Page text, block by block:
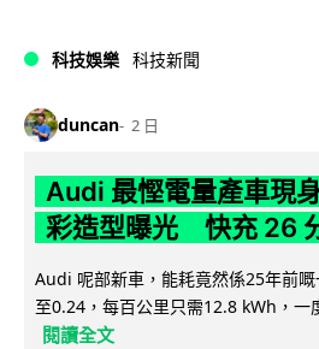
科技娛樂 科技新聞
duncan 2 日
Audi 最慳電量產車
彩造型曝光 快充 26
Audi 呢部新車，能耗竟然係25年前
至0.24，每百公里只需12.8 kWh，一
閱讀全文